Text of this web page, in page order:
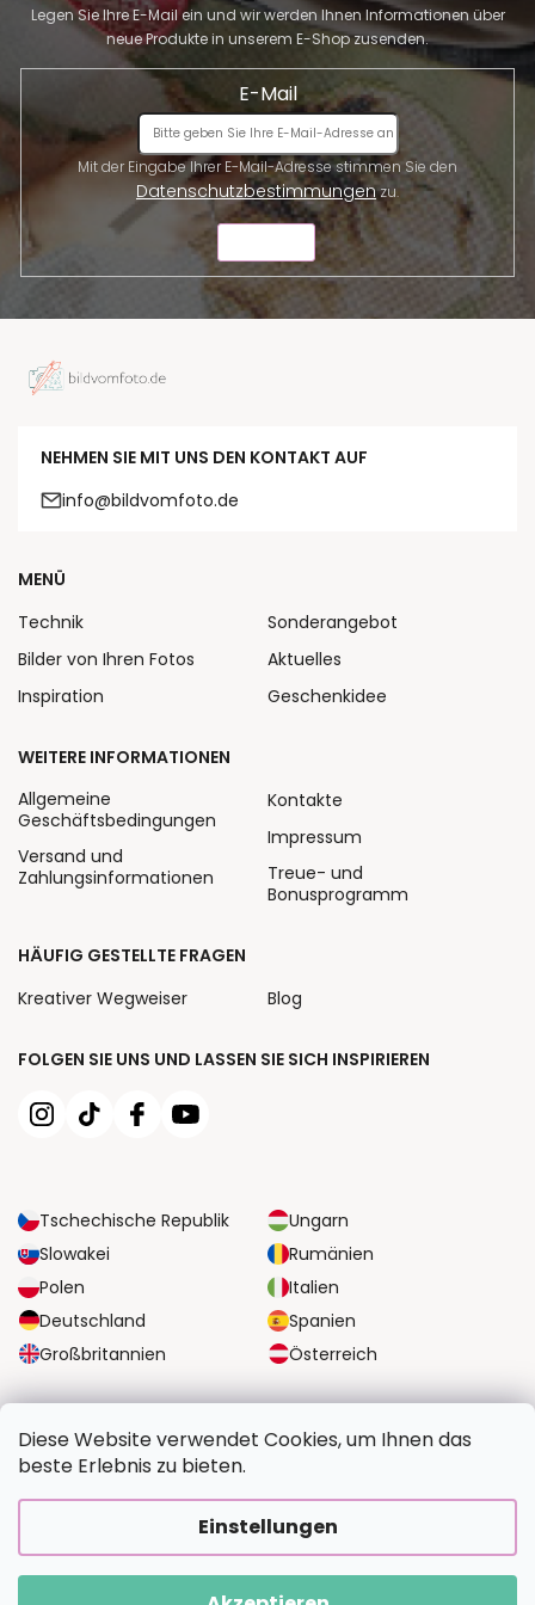
Diese Website verwendet Cookies, um Ihnen das
beste Erlebnis zu bieten.
Einstellungen
Legen Sie Ihre E-Mail ein und wir werden Ihnen Informationen über
neue Produkte in unserem E-Shop zusenden.
E-Mail
Datenschutzbestimmungenzu.
NEHMEN SIE MIT UNS DEN KONTAKT AUF
info@bildvomfoto.de
FOLGEN SIE UNS UND LASSEN SIE SICH INSPIRIEREN
Tschechische Republik
Ungarn
Slowakei
Rumänien
Polen
Italien
Deutschland
Spanien
Großbritannien
Österreich
MENÜ
Technik
Bilder von Ihren Fotos
Inspiration
Sonderangebot
Aktuelles
Geschenkidee
WEITERE INFORMATIONEN
Allgemeine
Geschäftsbedingungen
Versand und
Zahlungsinformationen
Kontakte
Impressum
Treue- und
Bonusprogramm
HÄUFIG GESTELLTE FRAGEN
Kreativer Wegweiser
Blog
SICHERE ZAHLUNGSOPTIONEN